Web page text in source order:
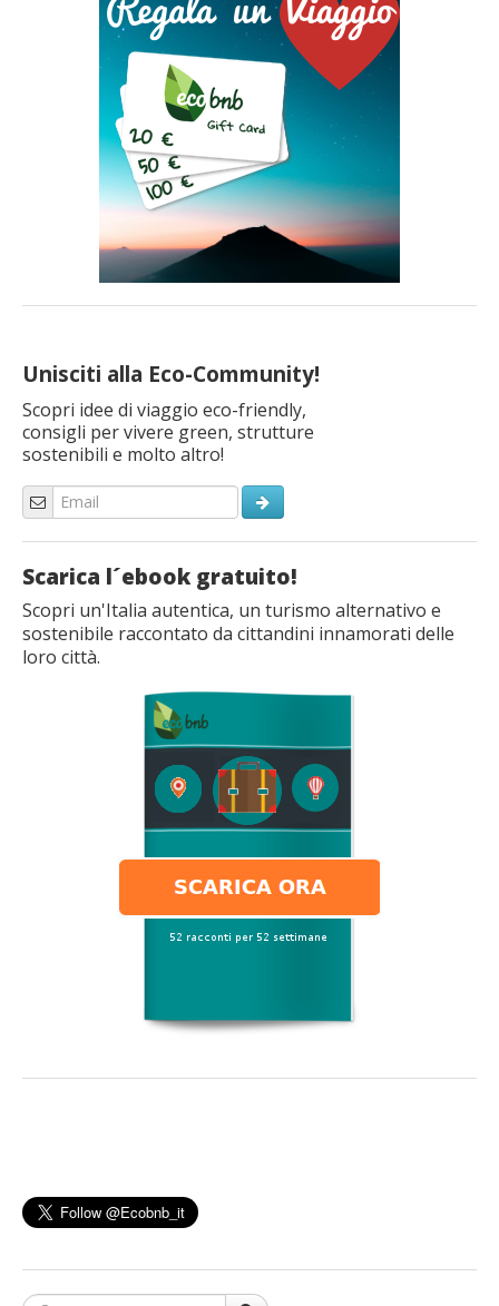
articolo
Unisciti alla Eco-Community!
Scopri idee di viaggio eco-friendly,
consigli per vivere green, strutture
sostenibili e molto altro!
Scarica l´ebook gratuito!
Scopri un'Italia autentica, un turismo alternativo e
sostenibile raccontato da cittandini innamorati delle
loro città.